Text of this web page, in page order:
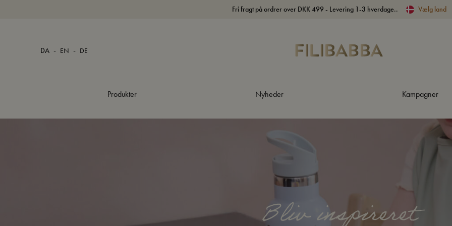
Fri fragt på ordrer over DKK 499 - Levering 1-3 hverdage.. Vælg land
DA - EN - DE
Produkter Nyheder Kampagner